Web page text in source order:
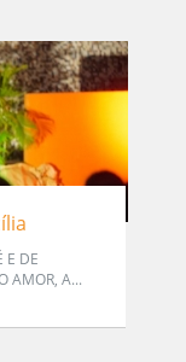
E DE
AMOR, A...